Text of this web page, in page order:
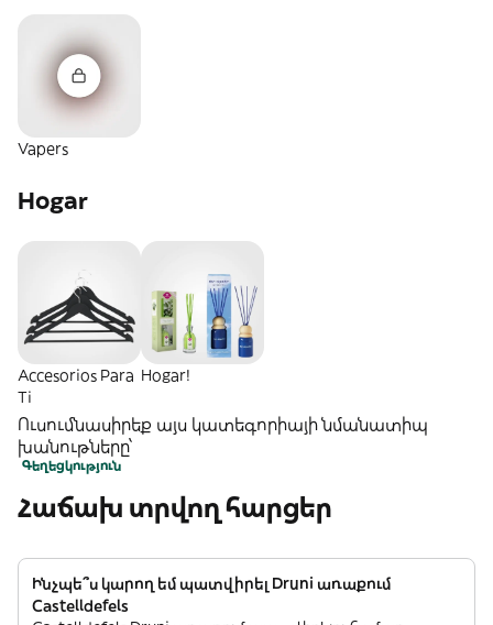
Vapers
Hogar
Accesorios Para
Ti
Hogar!
Ուսումնասիրեք այս կատեգորիայի նմանատիպ
խանութները՝
Գեղեցկություն
Հաճախ տրվող հարցեր
Ինչպե՞ս կարող եմ պատվիրել Druni առաքում
Castelldefels